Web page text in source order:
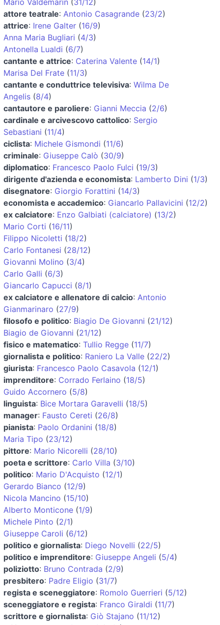
attore teatrale: Antonio Casagrande (23/2)
attrice: Irene Galter (16/9)
Anna Maria Bugliari (4/3)
Antonella Lualdi (6/7)
cantante e attrice: Caterina Valente (14/1)
Marisa Del Frate (11/3)
cantante e conduttrice televisiva: Wilma De
Angelis (8/4)
cantautore e paroliere: Gianni Meccia (2/6)
cardinale e arcivescovo cattolico: Sergio
Sebastiani (11/4)
ciclista: Michele Gismondi (11/6)
criminale: Giuseppe Calò (30/9)
diplomatico: Francesco Paolo Fulci (19/3)
dirigente d'azienda e economista: Lamberto Dini (1/3)
disegnatore: Giorgio Forattini (14/3)
economista e accademico: Giancarlo Pallavicini (12/2)
ex calciatore: Enzo Galbiati (calciatore) (13/2)
Mario Corti (16/11)
Filippo Nicoletti (18/2)
Carlo Fontanesi (28/12)
Giovanni Molino (3/4)
Carlo Galli (6/3)
Giancarlo Capucci (8/1)
ex calciatore e allenatore di calcio: Antonio
Gianmarinaro (27/9)
filosofo e politico: Biagio De Giovanni (21/12)
Biagio de Giovanni (21/12)
fisico e matematico: Tullio Regge (11/7)
giornalista e politico: Raniero La Valle (22/2)
giurista: Francesco Paolo Casavola (12/1)
imprenditore: Corrado Ferlaino (18/5)
Guido Accornero (5/8)
linguista: Bice Mortara Garavelli (18/5)
manager: Fausto Cereti (26/8)
pianista: Paolo Ordanini (18/8)
Maria Tipo (23/12)
pittore: Mario Nicorelli (28/10)
poeta e scrittore: Carlo Villa (3/10)
politico: Mario D'Acquisto (12/1)
Gerardo Bianco (12/9)
Nicola Mancino (15/10)
Alberto Monticone (1/9)
Michele Pinto (2/1)
Giuseppe Caroli (6/12)
politico e giornalista: Diego Novelli (22/5)
politico e imprenditore: Giuseppe Angeli (5/4)
poliziotto: Bruno Contrada (2/9)
presbitero: Padre Eligio (31/7)
regista e sceneggiatore: Romolo Guerrieri (5/12)
sceneggiatore e regista: Franco Giraldi (11/7)
scrittore e giornalista: Giò Stajano (11/12)